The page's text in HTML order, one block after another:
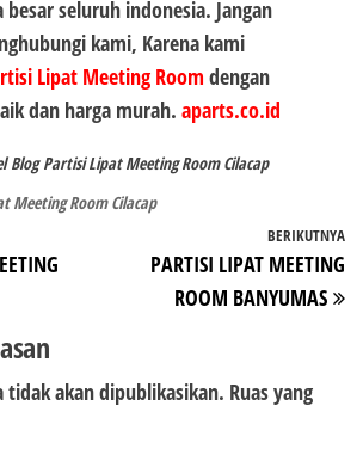
seluruh indonesia. Jangan
kami, Karena kami
Lipat Meeting Room dengan
dan harga murah. aparts.co.id
Blog Partisi Lipat Meeting Room Cilacap
Meeting Room Cilacap
BERIKUTNYA
PARTISI LIPAT MEETING
ROOM BANYUMAS
tidak akan dipublikasikan. Ruas yang